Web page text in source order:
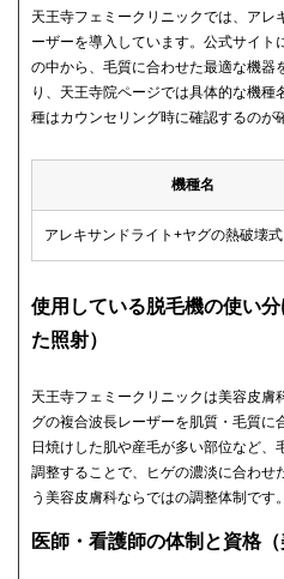
天王寺フェミークリニックでは、アレ
ーザーを導入しています。公式サイ
の中から、毛質に合わせた最適な機器
り、天王寺院ページでは具体的な機
種はカウンセリング時に確認するのが
機種名
アレキサンドライト+ヤグの熱破壊
使用している脱毛機の使い
た照射）
天王寺フェミークリニックは美容皮膚
グの複合波長レーザーを肌質・毛質に
日焼けした肌や産毛が多い部位など
調整することで、ヒゲの濃淡に合わせ
う美容皮膚科ならではの調整体制です。
医師・看護師の体制と資格（